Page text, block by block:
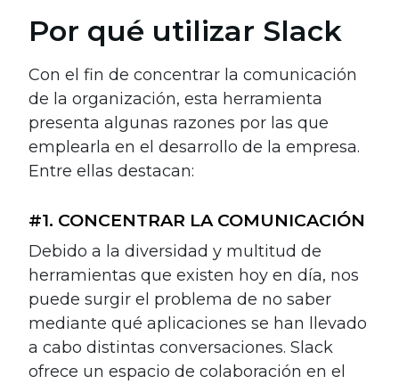
Por qué utilizar Slack
Con el fin de concentrar la comunicación
de la organización, esta herramienta
presenta algunas razones por las que
emplearla en el desarrollo de la empresa.
Entre ellas destacan:
#1. CONCENTRAR LA COMUNICACIÓN
Debido a la diversidad y multitud de
herramientas que existen hoy en día, nos
puede surgir el problema de no saber
mediante qué aplicaciones se han llevado
a cabo distintas conversaciones. Slack
ofrece un espacio de colaboración en el